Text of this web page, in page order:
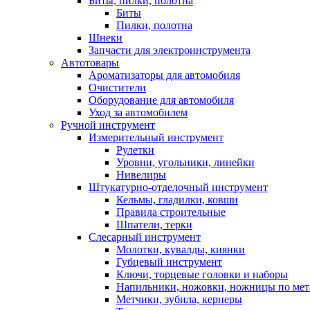
Биты
Пилки, полотна
Шнеки
Запчасти для электроинструмента
Автотовары
Ароматизаторы для автомобиля
Очистители
Оборудование для автомобиля
Уход за автомобилем
Ручной инструмент
Измерительный инструмент
Рулетки
Уровни, угольники, линейки
Нивелиры
Штукатурно-отделочный инструмент
Кельмы, гладилки, ковши
Правила строительные
Шпатели, терки
Слесарный инструмент
Молотки, кувалды, киянки
Губцевый инструмент
Ключи, торцевые головки и наборы
Напильники, ножовки, ножницы по
Метчики, зубила, кернеры